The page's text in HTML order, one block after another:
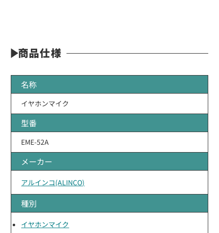
商品仕様
名称
イヤホンマイク
型番
EME-52A
メーカー
アルインコ(ALINCO)
種別
イヤホンマイク